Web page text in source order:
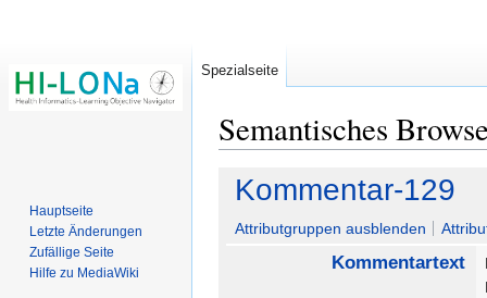
Semantisches
Zur
Navigation
springen
Zur
Suche
springen
Kommentar-129
Attributgruppen ausblenden
Kommentartext
Spezialseite
Hauptseite
Letzte Änderungen
Zufällige Seite
Hilfe zu MediaWiki